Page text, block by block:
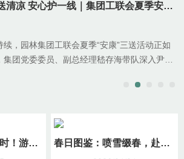
【动态新闻】盛夏送清凉 安心护一线｜集团工联会夏季安康“三送”活动走进尹山花谷
园林集团工联会夏季“安康”三送活动正如
团党委委员、副总经理嵇存海带队深入尹山
尹山花谷开业倒计时！游览攻略抢先看！ 春日图鉴：喷雪缀春，赴一场洁白诗意之约